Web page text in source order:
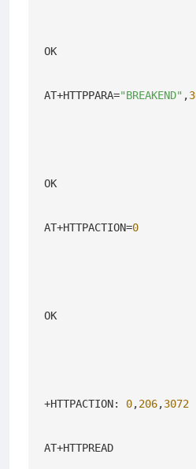
OK
AT+HTTPPARA="BREAKEND" ,
OK
AT+HTTPACTION=0
OK
+HTTPACTION: 0,206,3072
AT+HTTPREAD